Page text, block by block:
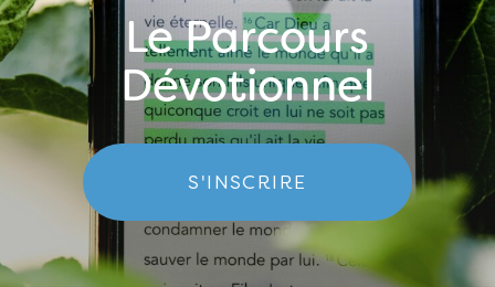
Le Parcours
Dévotionnel
S'INSCRIRE